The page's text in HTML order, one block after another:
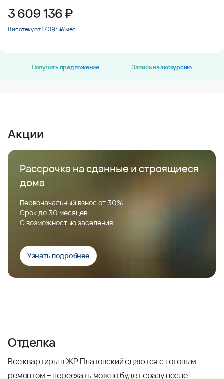
3 609 136₽
В ипотеку от 17 094 ₽/мес.
Получить предложение Запись на экскурсию
Акции
Рассрочка на сданные и строящиеся
дома
Первоначальный взнос от 30%.
Срок до 30 месяцев.
С возможностью заселения.
Узнать подробнее
Отделка
Все квартиры в ЖР Платовский сдаются с готовым
ремонтом – переехать можно будет сразу после